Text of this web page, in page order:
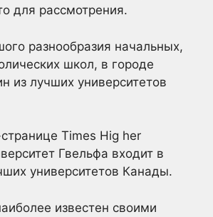
для рассмотрения.
разнообразия начальных,
школ, в городе
из лучших университетов
Times Hig her
Гвельфа входит в
университетов Канады.
известен своими